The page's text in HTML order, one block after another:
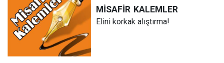
MİSAFİR KALEMLER
Elini korkak alıştırma!